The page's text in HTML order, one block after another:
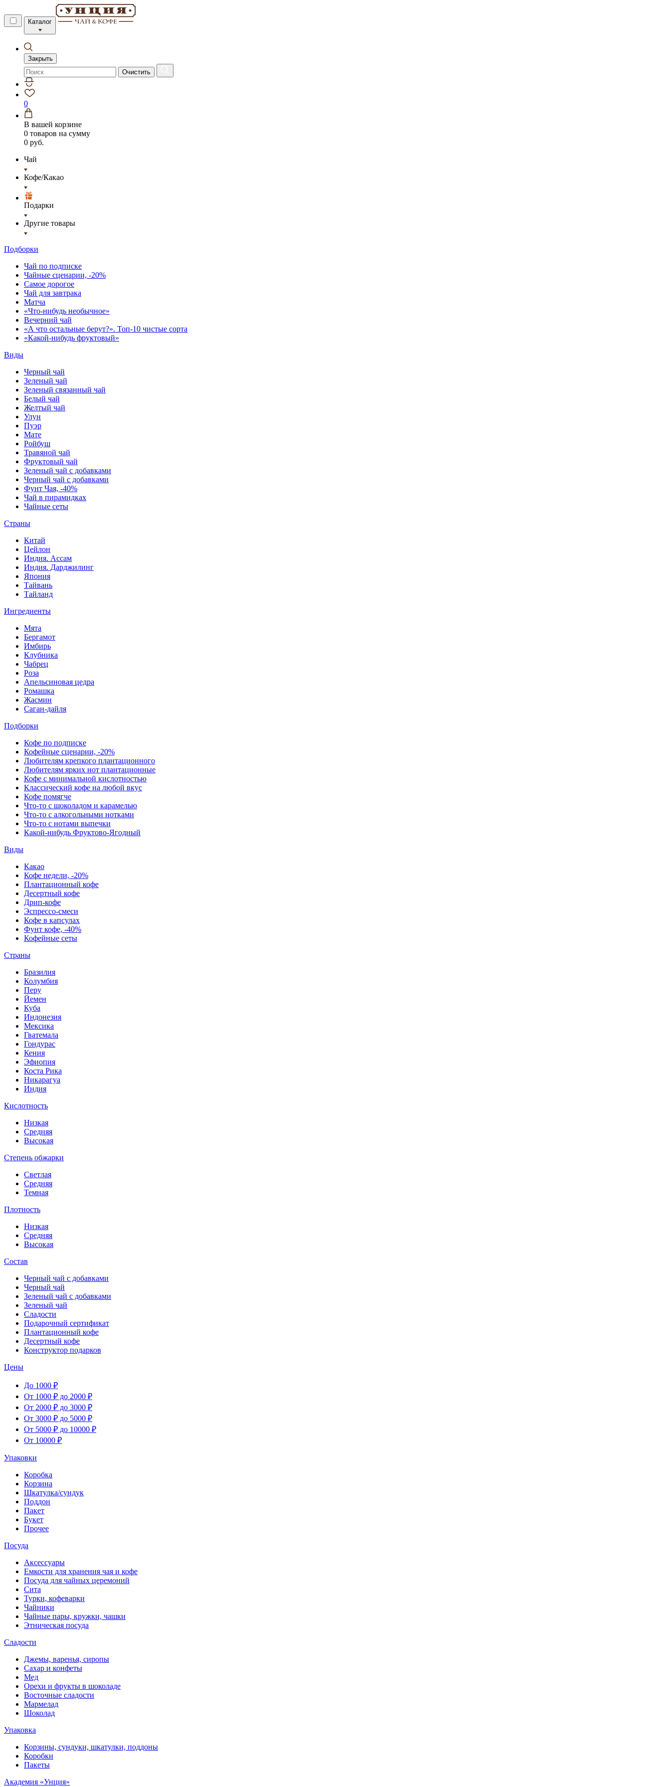
Каталог
Закрыть
Очистить
0
В вашей корзине
0 товаров на сумму
0 руб.
Чай
Кофе/Какао
Подарки
Другие товары
Подборки
Чай по подписке
Чайные сценарии, -20%
Самое дорогое
Чай для завтрака
Матча
«Что-нибудь необычное»
Вечерний чай
«А что остальные берут?». Топ-10 чистые сорта
«Какой-нибудь фруктовый»
Виды
Черный чай
Зеленый чай
Зеленый связанный чай
Белый чай
Желтый чай
Улун
Пуэр
Мате
Ройбуш
Травяной чай
Фруктовый чай
Зеленый чай с добавками
Черный чай с добавками
Фунт Чая, -40%
Чай в пирамидках
Чайные сеты
Страны
Китай
Цейлон
Индия. Ассам
Индия. Дарджилинг
Япония
Тайвань
Тайланд
Ингредиенты
Мята
Бергамот
Имбирь
Клубника
Чабрец
Роза
Апельсиновая цедра
Ромашка
Жасмин
Саган-дайля
Подборки
Кофе по подписке
Кофейные сценарии, -20%
Любителям крепкого плантационного
Любителям ярких нот плантационные
Кофе с минимальной кислотностью
Классический кофе на любой вкус
Кофе помягче
Что-то с шоколадом и карамелью
Что-то с алкогольными нотками
Что-то с нотами выпечки
Какой-нибудь Фруктово-Ягодный
Виды
Какао
Кофе недели, -20%
Плантационный кофе
Десертный кофе
Дрип-кофе
Эспрессо-смеси
Кофе в капсулах
Фунт кофе, -40%
Кофейные сеты
Страны
Бразилия
Колумбия
Перу
Йемен
Куба
Индонезия
Мексика
Гватемала
Гондурас
Кения
Эфиопия
Коста Рика
Никарагуа
Индия
Кислотность
Низкая
Средняя
Высокая
Степень обжарки
Светлая
Средняя
Темная
Плотность
Низкая
Средняя
Высокая
Состав
Черный чай с добавками
Черный чай
Зеленый чай с добавками
Зеленый чай
Сладости
Подарочный сертификат
Плантационный кофе
Десертный кофе
Конструктор подарков
Цены
До 1000 ₽
От 1000 ₽ до 2000 ₽
От 2000 ₽ до 3000 ₽
От 3000 ₽ до 5000 ₽
От 5000 ₽ до 10000 ₽
От 10000 ₽
Упаковки
Коробка
Корзина
Шкатулка/сундук
Поддон
Пакет
Букет
Прочее
Посуда
Аксессуары
Емкости для хранения чая и кофе
Посуда для чайных церемоний
Сита
Турки, кофеварки
Чайники
Чайные пары, кружки, чашки
Этническая посуда
Сладости
Джемы, варенья, сиропы
Сахар и конфеты
Мед
Орехи и фрукты в шоколаде
Восточные сладости
Мармелад
Шоколад
Упаковка
Корзины, сундуки, шкатулки, поддоны
Коробки
Пакеты
Академия «Унция»